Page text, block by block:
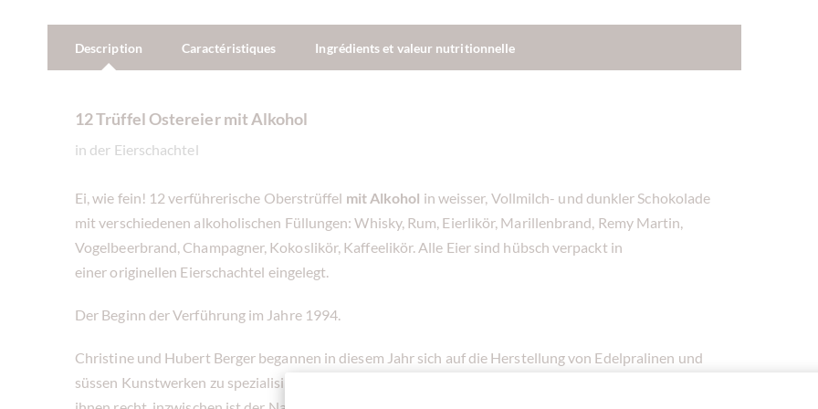
Description Caractéristiques Ingrédients et valeur nutritionnelle
12 Trüffel Ostereier mit Alkohol
in der Eierschachtel
Ei, wie fein! 12 verführerische Oberstrüffel mit Alkohol in weisser, Vollmilch- und dunkler Schokolade
mit verschiedenen alkoholischen Füllungen: Whisky, Rum, Eierlikör, Marillenbrand, Remy Martin,
Vogelbeerbrand, Champagner, Kokoslikör, Kaffeelikör. Alle Eier sind hübsch verpackt in
einer originellen Eierschachtel eingelegt.
Der Beginn der Verführung im Jahre 1994.
Christine und Hubert Berger begannen in diesem Jahr sich auf die Herstellung von Edelpralinen und
süssen Kunstwerken zu spezialisieren. Sie wollen mit besonderer Qualiät überzeugen. Der Erfolg gibt